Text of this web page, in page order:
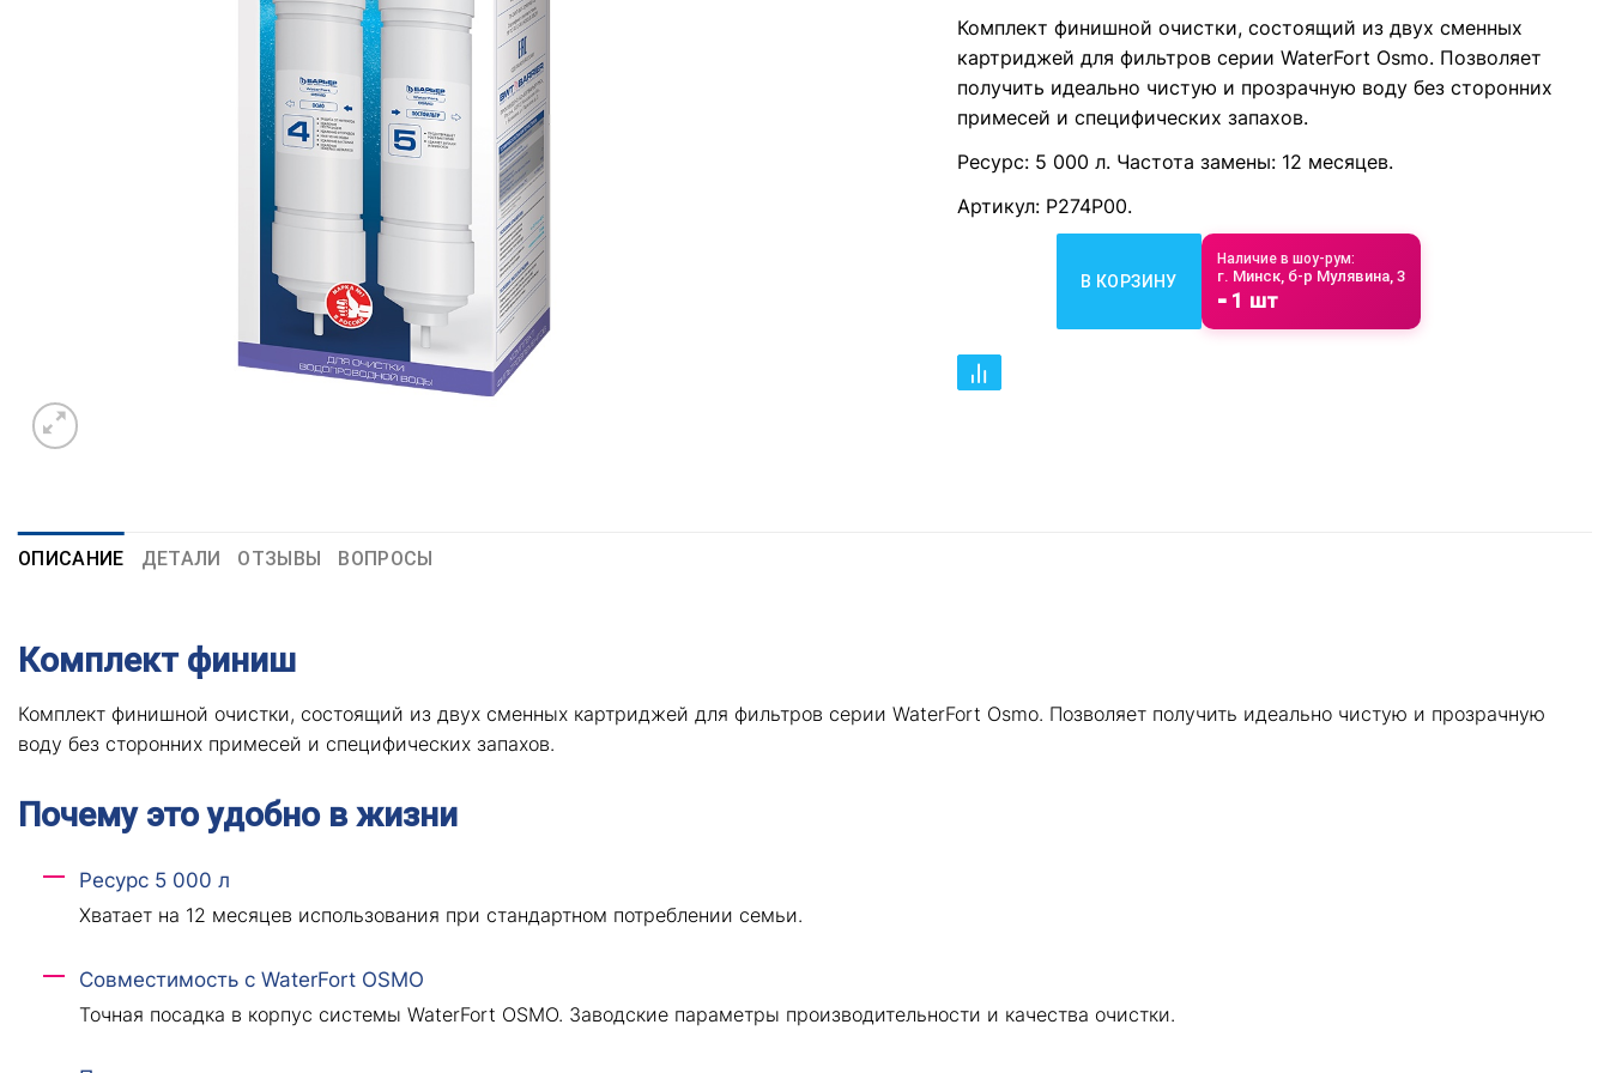
Комплект финишной очистки, состоящий из двух сменных
картриджей для фильтров серии WaterFort Osmo. Позволяет
получить идеально чистую и прозрачную воду без сторонних
примесей и специфических запахов.
Ресурс: 5 000 л. Частота замены: 12 месяцев.
Артикул: Р274Р00.
В КОРЗИНУ
Наличие в шоу-рум:
г. Минск, б-р Мулявина, 3
⁃ 1 шт
ОПИСАНИЕ ДЕТАЛИ ОТЗЫВЫ ВОПРОСЫ
Комплект финиш
Комплект финишной очистки, состоящий из двух сменных картриджей для фильтров серии WaterFort Osmo. Позволяет получить идеально чистую и прозрачную
воду без сторонних примесей и специфических запахов.
Почему это удобно в жизни
Ресурс 5 000 л
Хватает на 12 месяцев использования при стандартном потреблении семьи.
Совместимость с WaterFort OSMO
Точная посадка в корпус системы WaterFort OSMO. Заводские параметры производительности и качества очистки.